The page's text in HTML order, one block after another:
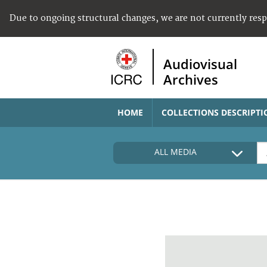
Due to ongoing structural changes, we are not currently
Audiovisual
Archives
HOME COLLECTIONS
ALL MEDIA